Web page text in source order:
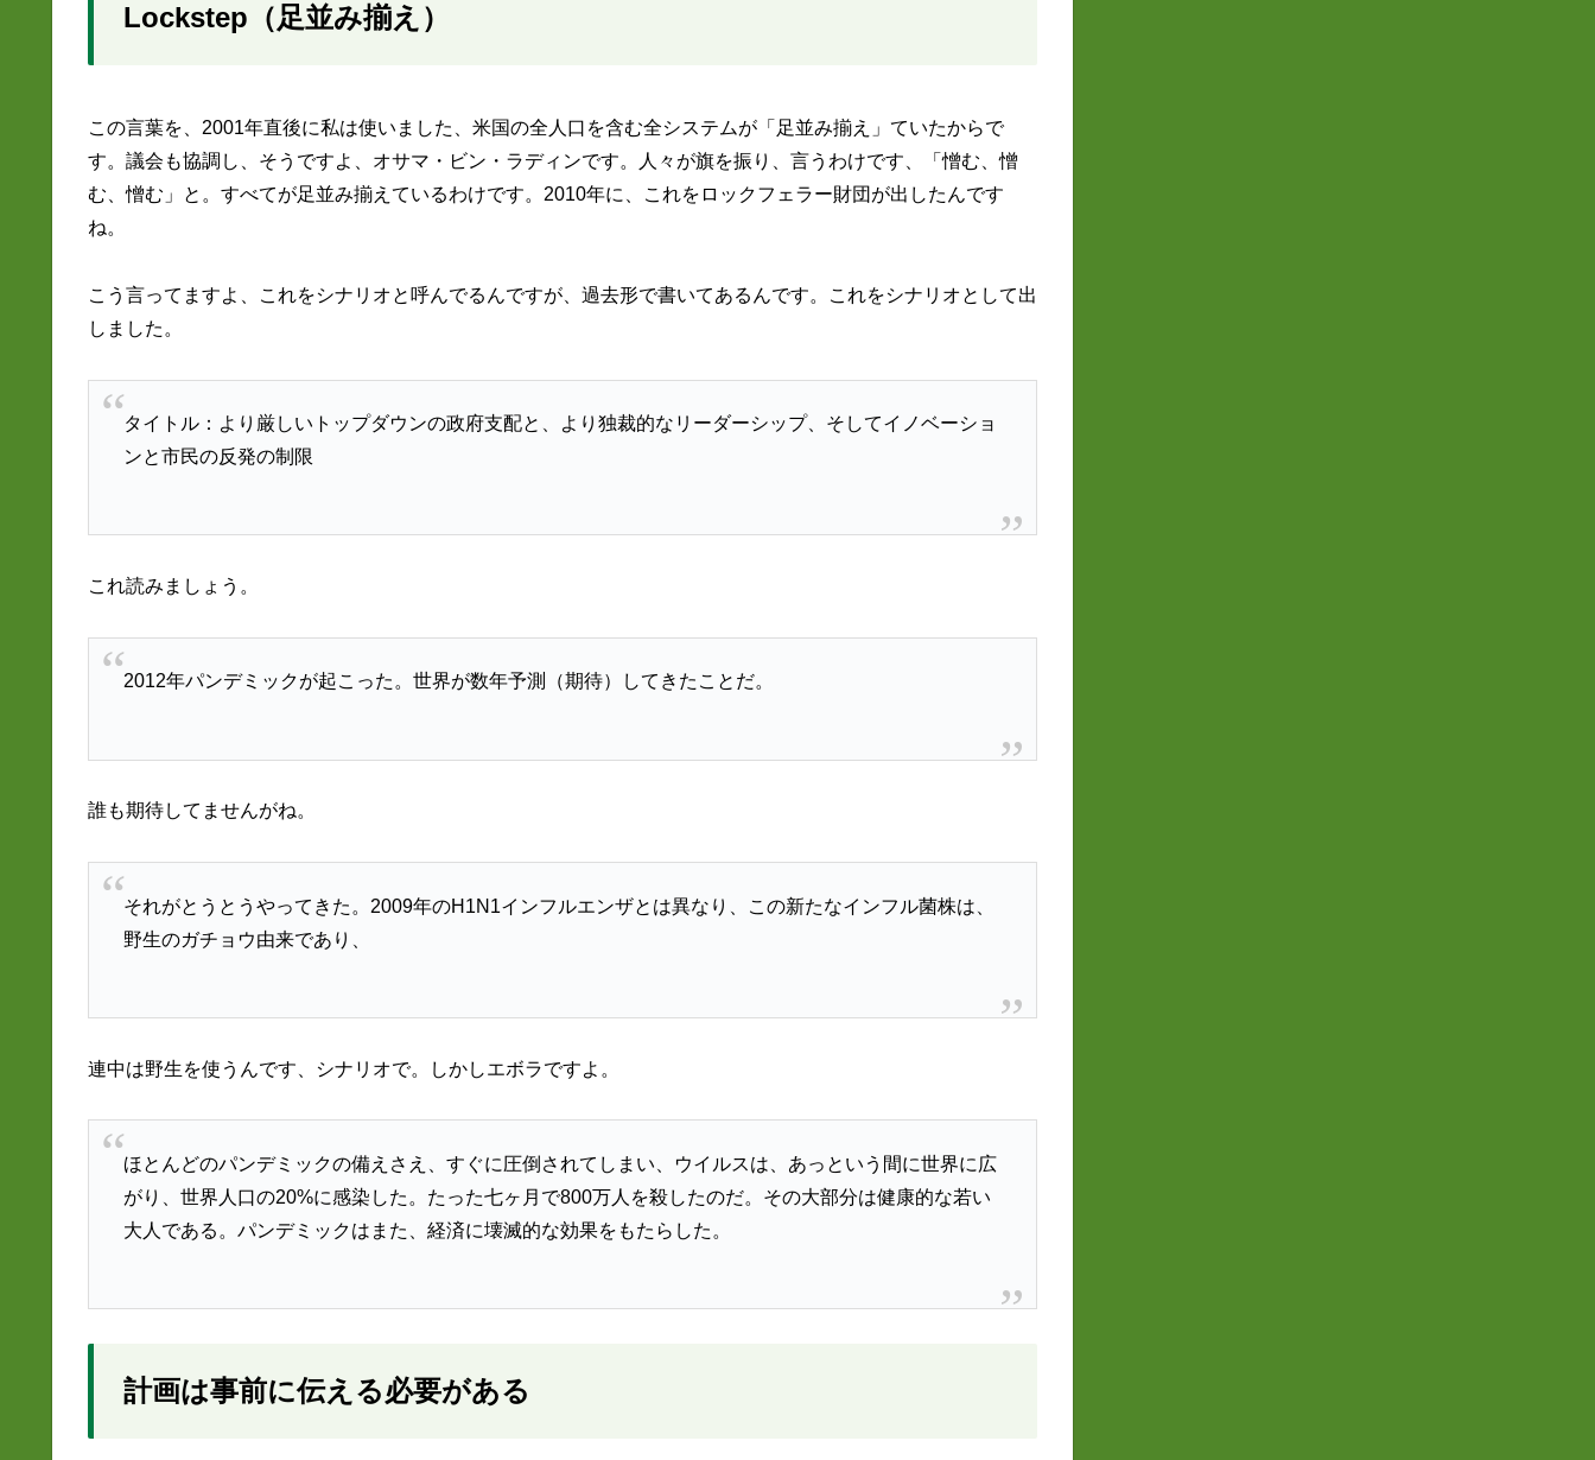
Lockstep（足並み揃え）
この言葉を、2001年直後に私は使いました、米国の全人口を含む全システムが「足並み揃え」ていたからで
す。議会も協調し、そうですよ、オサマ・ビン・ラディンです。人々が旗を振り、言うわけです、「憎む、憎
む、憎む」と。すべてが足並み揃えているわけです。2010年に、これをロックフェラー財団が出したんです
ね。
こう言ってますよ、これをシナリオと呼んでるんですが、過去形で書いてあるんです。これをシナリオとして出
しました。
タイトル：より厳しいトップダウンの政府支配と、より独裁的なリーダーシップ、そしてイノベーショ
ンと市民の反発の制限
これ読みましょう。
2012年パンデミックが起こった。世界が数年予測（期待）してきたことだ。
誰も期待してませんがね。
それがとうとうやってきた。2009年のH1N1インフルエンザとは異なり、この新たなインフル菌株は、
野生のガチョウ由来であり、
連中は野生を使うんです、シナリオで。しかしエボラですよ。
ほとんどのパンデミックの備えさえ、すぐに圧倒されてしまい、ウイルスは、あっという間に世界に広
がり、世界人口の20%に感染した。たった七ヶ月で800万人を殺したのだ。その大部分は健康的な若い
大人である。パンデミックはまた、経済に壊滅的な効果をもたらした。
計画は事前に伝える必要がある